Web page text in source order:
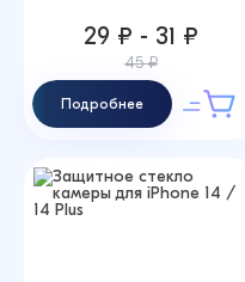
29 ₽ - 31 ₽
45 ₽
Подробнее